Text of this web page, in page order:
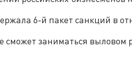
6-й пакет санкций в
заниматься выловом